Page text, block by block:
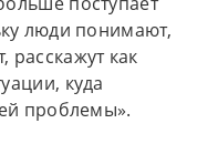
люди понимают,
расскажут как
куда
проблемы».